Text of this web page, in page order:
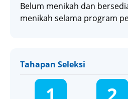
Belum menikah dan
menikah selama program
Tahapan Seleksi